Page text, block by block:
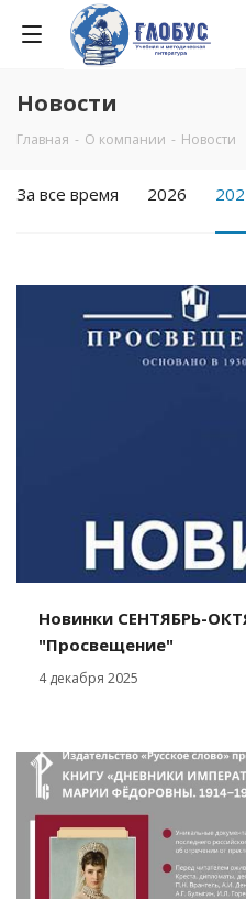
Новости
Главная - О компании - Новости
За все время 2026
Новинки СЕНТЯБРЬ-
"Просвещение"
4 декабря 2025